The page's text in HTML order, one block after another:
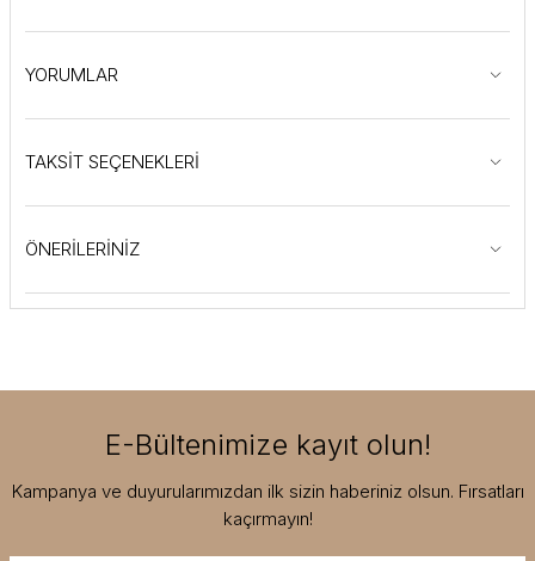
YORUMLAR
TAKSİT SEÇENEKLERİ
ÖNERİLERİNİZ
E-Bültenimize kayıt olun!
Kampanya ve duyurularımızdan ilk sizin haberiniz olsun. Fırsatları
kaçırmayın!